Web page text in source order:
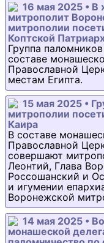
16 мая 2025 • В
митрополит
митрополии
Коптской
Группа
составе
Православной
местам Египта.
15 мая 2025 •
митрополии
Каира
В составе
Православной
совершают
Леонтий, Глава
Россошанский и
и игумении
Воронежской
14 мая 2025 •
монашеской